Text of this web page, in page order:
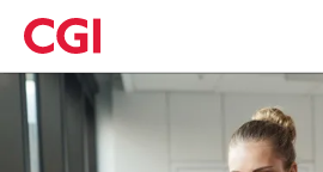
Skip
to
main
content